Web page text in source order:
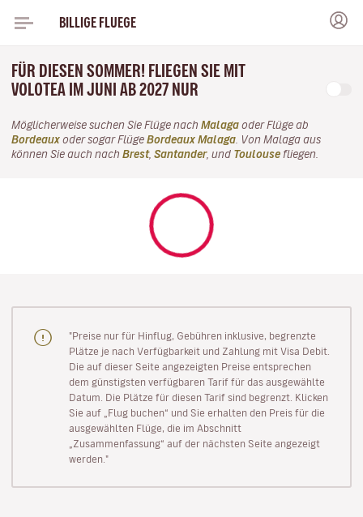
BILLIGE FLUEGE
FÜR DIESEN SOMMER! FLIEGEN SIE MIT
VOLOTEA IM JUNI AB 2027 NUR
Möglicherweise suchen Sie Flüge nach Malaga oder Flüge ab
Bordeaux oder sogar Flüge Bordeaux Malaga . Von Malaga aus
können Sie auch nach Brest, Santander, und Toulouse fliegen.
"Preise nur für Hinflug, Gebühren inklusive, begrenzte
Plätze je nach Verfügbarkeit und Zahlung mit Visa Debit.
Die auf dieser Seite angezeigten Preise entsprechen
dem günstigsten verfügbaren Tarif für das ausgewählte
Datum. Die Plätze für diesen Tarif sind begrenzt. Klicken
Sie auf „Flug buchen“ und Sie erhalten den Preis für die
ausgewählten Flüge, die im Abschnitt
„Zusammenfassung“ auf der nächsten Seite angezeigt
werden."